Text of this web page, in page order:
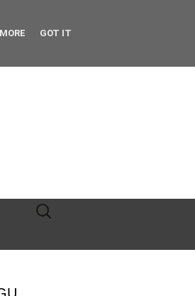
Search
GOT IT